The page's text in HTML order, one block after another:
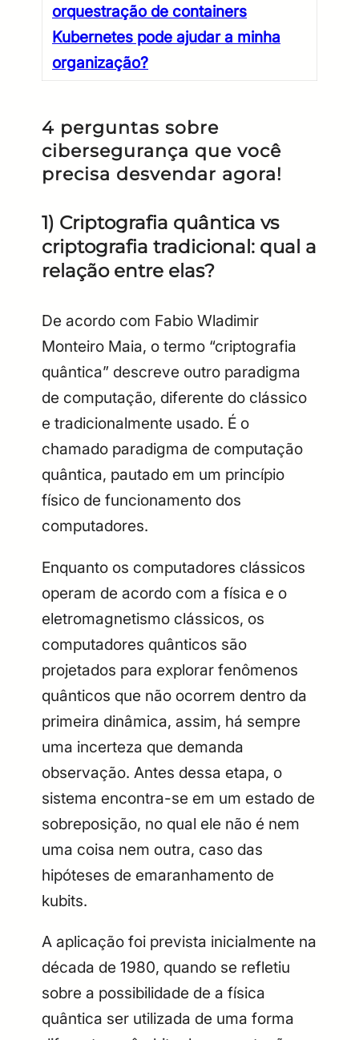
orquestração de containers
Kubernetes pode ajudar a minha
organização?
4 perguntas sobre
cibersegurança que você
precisa desvendar agora!
1) Criptografia quântica vs
criptografia tradicional: qual a
relação entre elas?
De acordo com Fabio Wladimir
Monteiro Maia, o termo “criptografia
quântica” descreve outro paradigma
de computação, diferente do clássico
e tradicionalmente usado. É o
chamado paradigma de computação
quântica, pautado em um princípio
físico de funcionamento dos
computadores.
Enquanto os computadores clássicos
operam de acordo com a física e o
eletromagnetismo clássicos, os
computadores quânticos são
projetados para explorar fenômenos
quânticos que não ocorrem dentro da
primeira dinâmica, assim, há sempre
uma incerteza que demanda
observação. Antes dessa etapa, o
sistema encontra-se em um estado de
sobreposição, no qual ele não é nem
uma coisa nem outra, caso das
hipóteses de emaranhamento de
kubits.
A aplicação foi prevista inicialmente na
década de 1980, quando se refletiu
sobre a possibilidade de a física
quântica ser utilizada de uma forma